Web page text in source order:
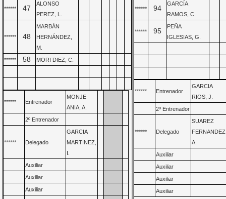
****** 47
ALONSO
PEREZ, L.
****** 48
MARBÁN
HERNÁNDEZ,
M.
******
58 MORI DIEZ, C.
****** Entrenador
MONJE
ANIA, A.
2º Entrenador
****** Delegado
GARCIA
MARTINEZ,
Auxiliar
Auxiliar
Auxiliar
****** 94
GARCÍA
RAMOS, C.
****** 95
PEÑA
IGLESIAS, G.
****** Entrenador
GARCIA
RIOS, J.
2º Entrenador
****** Delegado
SUAREZ
A.
Auxiliar
Auxiliar
Auxiliar
Auxiliar